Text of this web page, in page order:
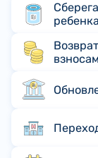
ребенка